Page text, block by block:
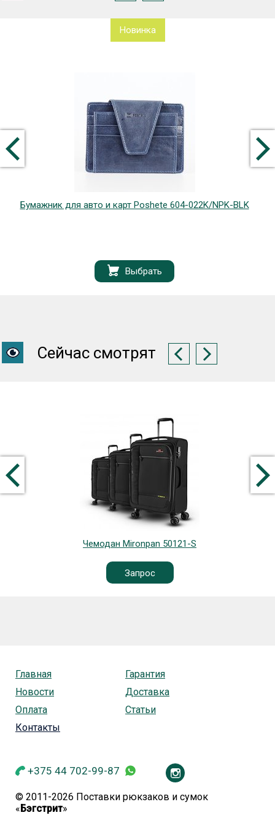
Новинка
Бумажник для авто и карт Poshete 604-022K/NPK-BLK
Выбрать
Сейчас смотрят
Чемодан Mironpan 50121-S
Запрос
+375 44 702-99-87
Главная
Гарантия
Новости
Доставка
Оплата
Статьи
Контакты
© 2011-2026 Поставки рюкзаков и сумок
« Бэгстрит»